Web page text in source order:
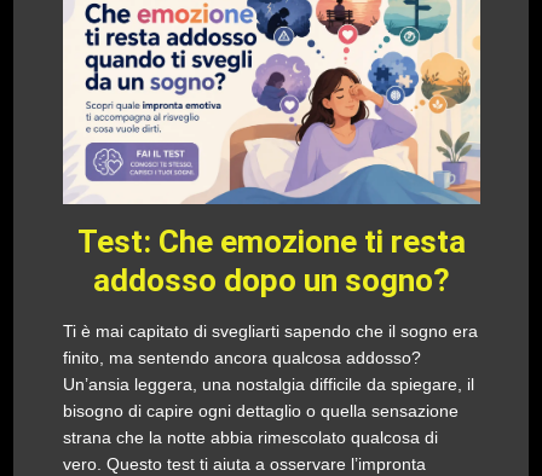
Test: Che emozione ti resta
addosso dopo un sogno?
Ti è mai capitato di svegliarti sapendo che il sogno era
finito, ma sentendo ancora qualcosa addosso?
Un’ansia leggera, una nostalgia difficile da spiegare, il
bisogno di capire ogni dettaglio o quella sensazione
strana che la notte abbia rimescolato qualcosa di
vero. Questo test ti aiuta a osservare l’impronta